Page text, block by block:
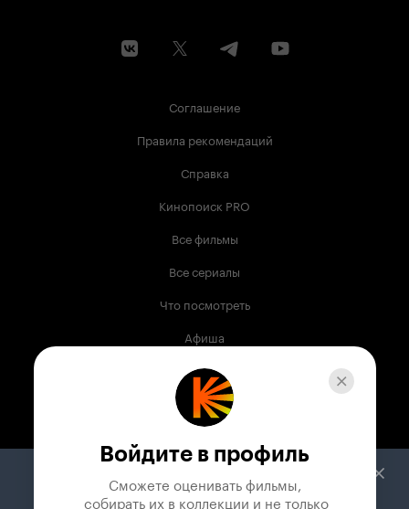
Соглашение
Правила рекомендаций
Справка
Кинопоиск PRO
Все фильмы
Все сериалы
Что посмотреть
Афиша
Музыка
Телепрограмма
Служба поддержки
Войдите в профиль
Сможете оценивать фильмы,
собирать их в коллекции и не только